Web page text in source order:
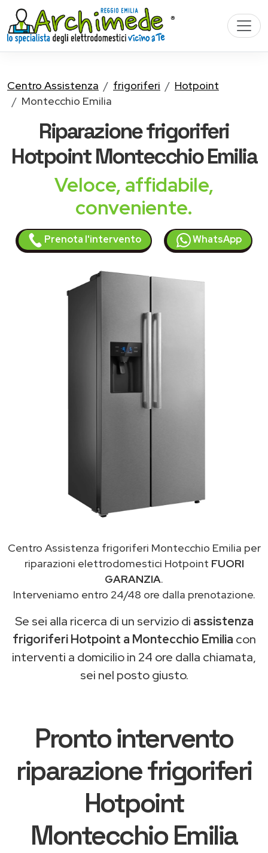
Centro Assistenza frigoriferi
Hotpoint
Montecchio Emilia
Riparazionefrigoriferi
HotpointMontecchio Emilia
Veloce, affidabile,
conveniente.
Prenota l'intervento WhatsApp
Centro Assistenza frigoriferi Montecchio Emilia per
riparazioni elettrodomestici Hotpoint FUORI
GARANZIA.
Interveniamo entro 24/48 ore dalla prenotazione.
Se sei alla ricerca di un servizio di assistenza
frigoriferi Hotpoint a Montecchio Emilia con
interventi a domicilio in 24 ore dalla chiamata,
sei nel posto giusto.
Pronto intervento
riparazione frigoriferi
Hotpoint
Montecchio Emilia